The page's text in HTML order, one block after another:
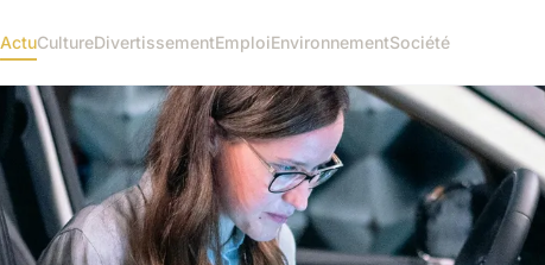
ActuCultureDivertissementEmploiEnvironnementSociété